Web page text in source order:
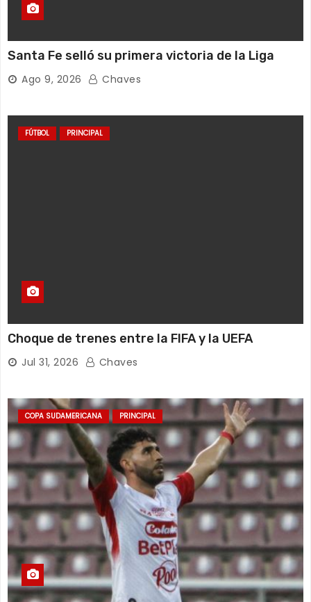
Santa Fe selló su primera victoria de la Liga
Ago 9, 2026 Chaves
FÚTBOL PRINCIPAL
Choque de trenes entre la FIFA y la UEFA
Jul 31, 2026 Chaves
COPA SUDAMERICANA PRINCIPAL